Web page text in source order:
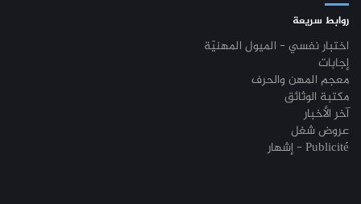
روابط سريعة
اختبار نفسي - الميول المهنيّة
إجابات
معجم المهن والحرف
مكتبة الوثائق
آخر الأخبار
عروض شغل
إشهار - Publicité